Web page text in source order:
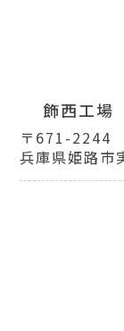
飾西工場
〒671-2244
兵庫県姫路市